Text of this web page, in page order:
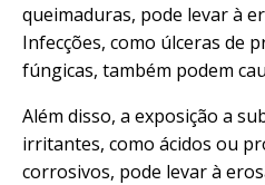
queimaduras, pode levar à
Infecções, como úlceras de
fúngicas, também podem
Além disso, a exposição a
irritantes, como ácidos ou
corrosivos, pode levar à